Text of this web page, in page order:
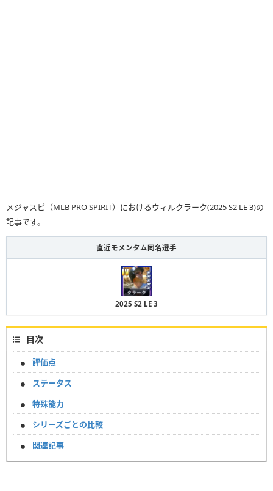
メジャスピ（MLB PRO SPIRIT）におけるウィルクラーク(2025 S2 LE 3)の
記事です。
直近モメンタム同名選手
2025 S2 LE 3
目次
評価点
ステータス
特殊能力
シリーズごとの比較
関連記事